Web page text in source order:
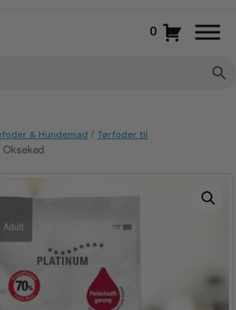
0
& Hundemad / Tørfoder til